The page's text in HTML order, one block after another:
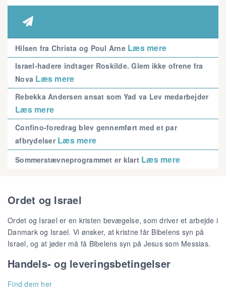

Hilsen fra Christa og Poul Arne Læs mere
Israel-hadere indtager Roskilde. Glem ikke ofrene fra
Nova Læs mere
Rebekka Andersen ansat som Yad va Lev medarbejder
Læs mere
Confino-foredrag blev gennemført med et par
afbrydelser Læs mere
Sommerstævneprogrammet er klart Læs mere
Ordet og Israel
Ordet og Israel er en kristen bevægelse, som driver et arbejde i
Danmark og Israel. Vi ønsker, at kristne får Bibelens syn på
Israel, og at jøder må få Bibelens syn på Jesus som Messias.
Handels- og leveringsbetingelser
Find dem her